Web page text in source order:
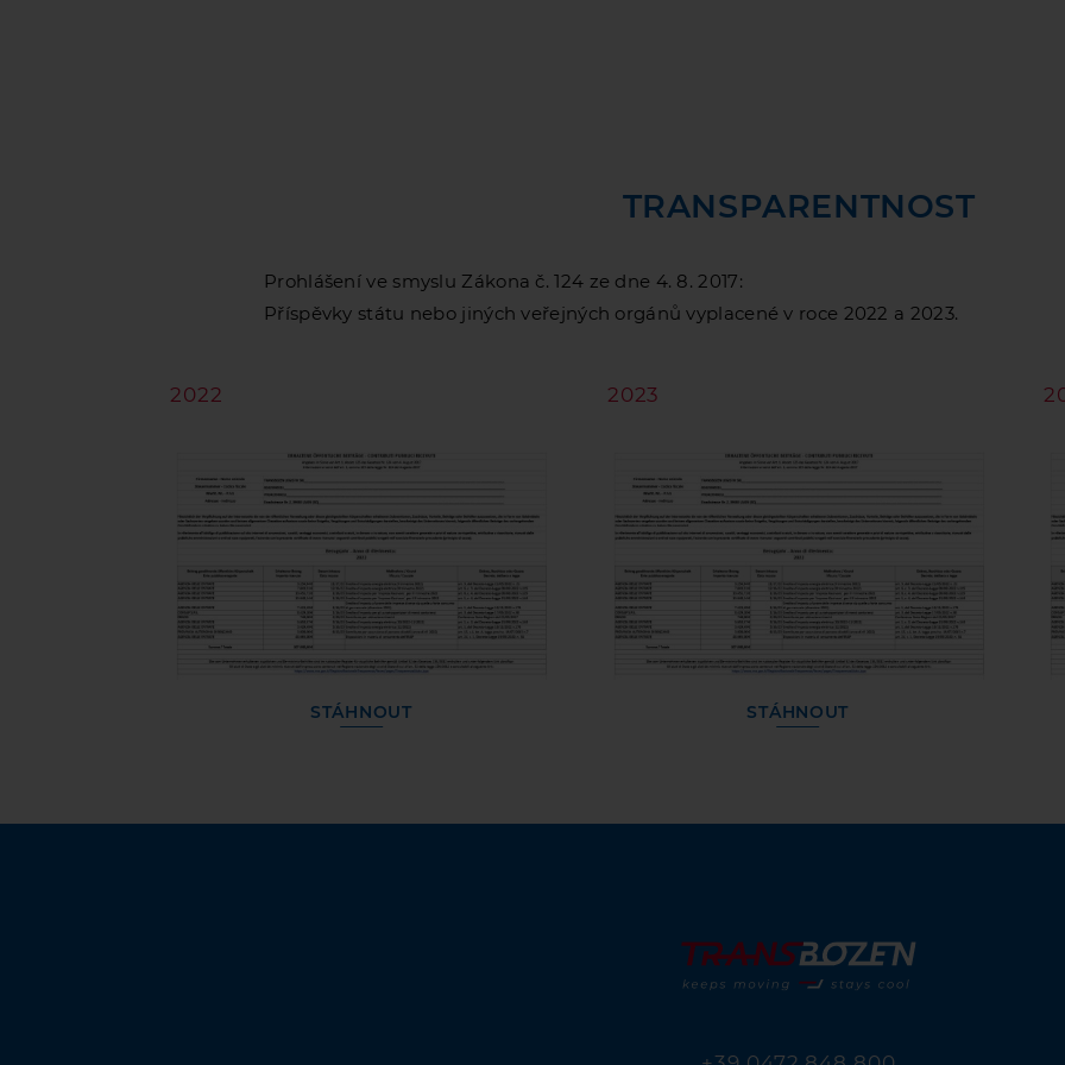
TRANSPARENTNOST
Prohlášení ve smyslu Zákona č. 124 ze dne 4. 8. 2017:
Příspěvky státu nebo jiných veřejných orgánů vyplacené v roce 2022 a 2023.
2022
STÁHNOUT
2023
STÁHNOUT